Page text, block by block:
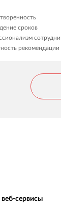
сроков
рекомендации
сервисы